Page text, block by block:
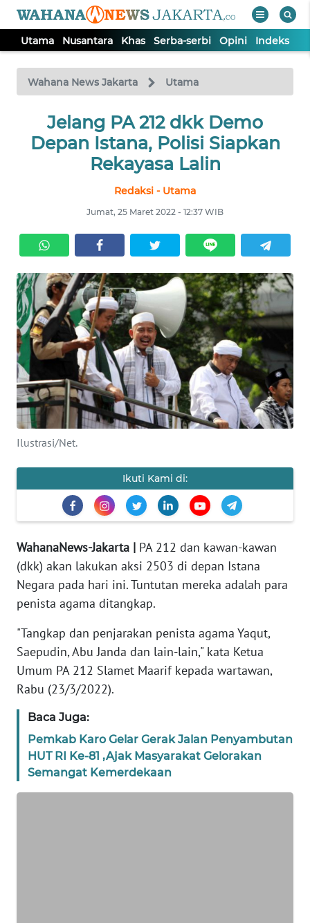
Utama Nusantara Khas Serba-serbi Opini Indeks
Wahana News Jakarta Utama
Jelang PA 212 dkk Demo
Depan Istana, Polisi Siapkan
Rekayasa Lalin
Redaksi - Utama
Jumat, 25 Maret 2022 - 12:37 WIB
Ilustrasi/Net.
Ikuti Kami di:
WahanaNews-Jakarta | PA 212 dan kawan-kawan
(dkk) akan lakukan aksi 2503 di depan Istana
Negara pada hari ini. Tuntutan mereka adalah para
penista agama ditangkap.
"Tangkap dan penjarakan penista agama Yaqut,
Saepudin, Abu Janda dan lain-lain," kata Ketua
Umum PA 212 Slamet Maarif kepada wartawan,
Rabu (23/3/2022).
Baca Juga:
Pemkab Karo Gelar Gerak Jalan Penyambutan
HUT RI Ke-81 ,Ajak Masyarakat Gelorakan
Semangat Kemerdekaan
TV
Tutup
UTAMA
SERBA-
SERBI
OPINI
Informasi
INDEKS
BERITA
KONTAK
KAMI
KAMI
PEDOMAN
MEDIA
SIBER
REDAKSI
KARIR
Wahana
Regional